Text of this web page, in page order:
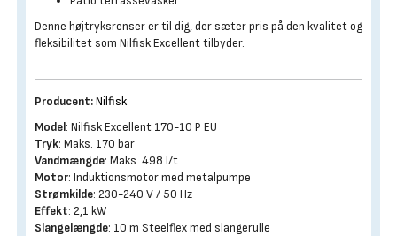
Denne højtryksrenser er til dig, der sæter pris på den kvalitet og
fleksibilitet som Nilfisk Excellent tilbyder.
Producent:Nilfisk
Model: Nilfisk Excellent 170-10 P EU
Tryk: Maks. 170 bar
Vandmængde: Maks. 498 l/t
Motor: Induktionsmotor med metalpumpe
Strømkilde: 230-240 V / 50 Hz
Effekt: 2,1 kW
Slangelængde: 10 m Steelflex med slangerulle